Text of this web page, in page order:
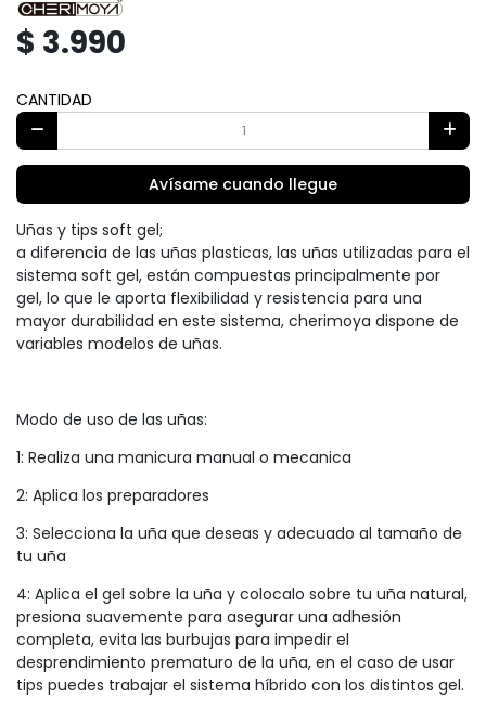
$ 3.990
CANTIDAD
Avísame cuando llegue
Uñas y tips soft gel;
a diferencia de las uñas plasticas, las uñas utilizadas para el
sistema soft gel, están compuestas principalmente por
gel, lo que le aporta flexibilidad y resistencia para una
mayor durabilidad en este sistema, cherimoya dispone de
variables modelos de uñas.
Modo de uso de las uñas:
1: Realiza una manicura manual o mecanica
2: Aplica los preparadores
3: Selecciona la uña que deseas y adecuado al tamaño de
tu uña
4: Aplica el gel sobre la uña y colocalo sobre tu uña natural,
presiona suavemente para asegurar una adhesión
completa, evita las burbujas para impedir el
desprendimiento prematuro de la uña, en el caso de usar
tips puedes trabajar el sistema híbrido con los distintos gel.